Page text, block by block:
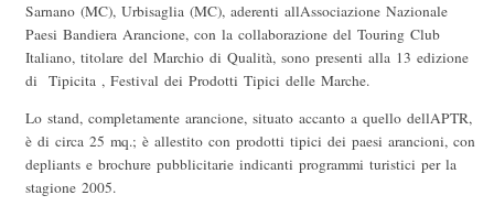
Sarnano (MC), Urbisaglia (MC), aderenti allAssociazione Nazionale
Paesi Bandiera Arancione, con la collaborazione del Touring Club
Italiano, titolare del Marchio di Qualità, sono presenti alla 13 edizione
di  Tipicita , Festival dei Prodotti Tipici delle Marche.
Lo stand, completamente arancione, situato accanto a quello dellAPTR,
è di circa 25 mq.; è allestito con prodotti tipici dei paesi arancioni, con
depliants e brochure pubblicitarie indicanti programmi turistici per la
stagione 2005.